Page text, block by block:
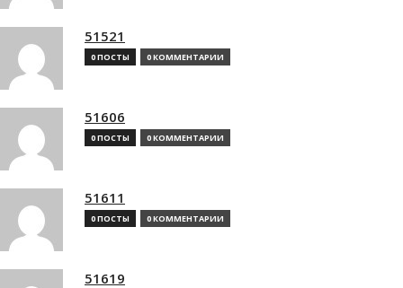
51521
0 ПОСТЫ 0 КОММЕНТАРИИ
51606
0 ПОСТЫ 0 КОММЕНТАРИИ
51611
0 ПОСТЫ 0 КОММЕНТАРИИ
51619